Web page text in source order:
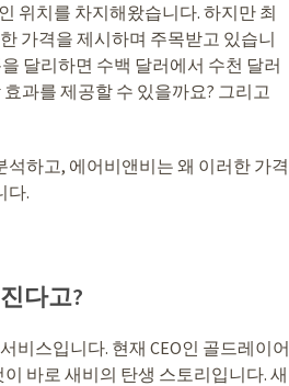
위치를 차지해왔습니다. 하지만 최
가격을 제시하며 주목받고 있습니
달리하면 수백 달러에서 수천 달러
과를 제공할 수 있을까요? 그리고
하고, 에어비앤비는 왜 이러한 가격
다.
다고?
비스입니다. 현재 CEO인 골드레이어
바로 새비의 탄생 스토리입니다. 새